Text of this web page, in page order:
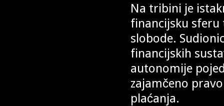
Na tribini je
financijsku sferu
slobode.
financijskih
autonomije
zajamčeno
plaćanja.